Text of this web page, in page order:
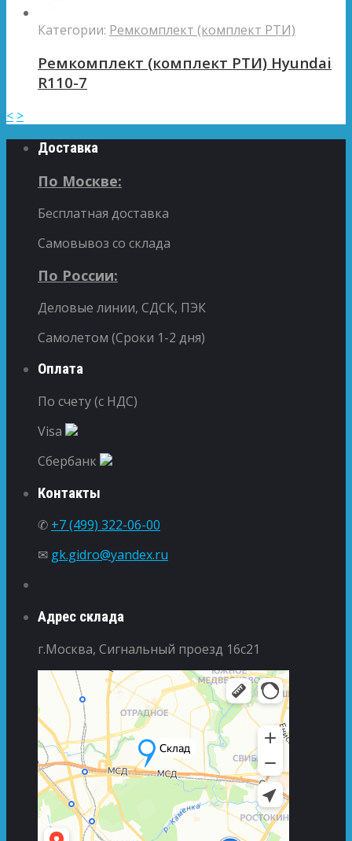
Категории: Ремкомплект (комплект РТИ)
Ремкомплект (комплект РТИ) Hyundai
R110-7
< >
Доставка
По Москве:
Бесплатная доставка
Самовывоз со склада
По России:
Деловые линии, СДСК, ПЭК
Самолетом (Сроки 1-2 дня)
Оплата
По счету (с НДС)
Visa
Сбербанк
Контакты
✆ +7 (499) 322-06-00
✉ gk.gidro@yandex.ru
Адрес склада
г.Москва, Сигнальный проезд 16с21